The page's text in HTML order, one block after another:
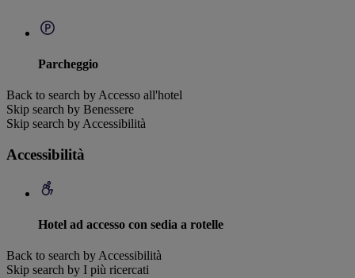
Parcheggio
Back to search by Accesso all'hotel
Skip search by Benessere
Skip search by Accessibilità
Accessibilità
Hotel ad accesso con sedia a rotelle
Back to search by Accessibilità
Skip search by I più ricercati